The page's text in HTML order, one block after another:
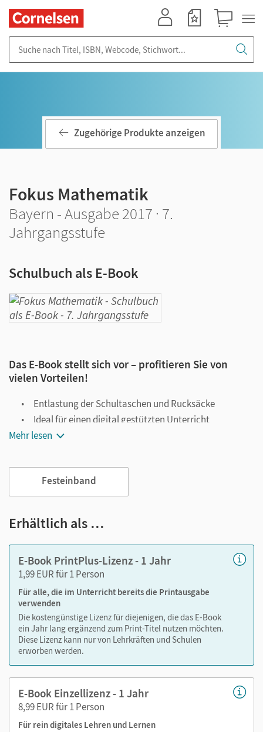
Zugehörige Produkte anzeigen
Fokus Mathematik
Bayern - Ausgabe 2017 · 7.
Jahrgangsstufe
Schulbuch als E-Book
Das E-Book stellt sich vor – profitieren Sie von
vielen Vorteilen!
Entlastung der Schultaschen und Rucksäcke
Ideal für einen digital gestützten Unterricht
Notiz- und Markierungsmöglichkeit
Viele digitale Funktionen unterstützen das Lehren und
Lernen:
Notizen erstellen
Lesezeichen hinzufügen
Zoomen
Mehr lesen
Festeinband
Erhältlich als …
E-Book PrintPlus-Lizenz - 1 Jahr
1,99 EUR für 1 Person
Für alle, die im Unterricht bereits die Printausgabe
verwenden
Die kostengünstige Lizenz für diejenigen, die das E-Book
ein Jahr lang ergänzend zum Print-Titel nutzen möchten.
Diese Lizenz kann nur von Lehrkräften und Schulen
erworben werden.
E-Book Einzellizenz - 1 Jahr
8,99 EUR für 1 Person
Für rein digitales Lehren und Lernen